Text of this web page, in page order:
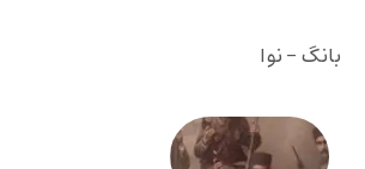
بانگ - نوا